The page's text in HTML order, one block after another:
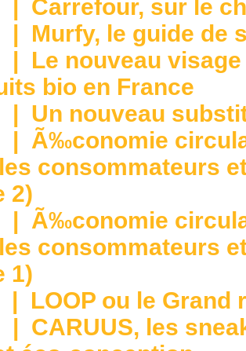
Carrefour, sur le
| Murfy, le guide de
| Le nouveau
bio en France
| Un nouveau
| Ã‰conomie
consommateurs
2)
| Ã‰conomie
consommateurs
1)
| LOOP ou le Grand
| CARUUS, les